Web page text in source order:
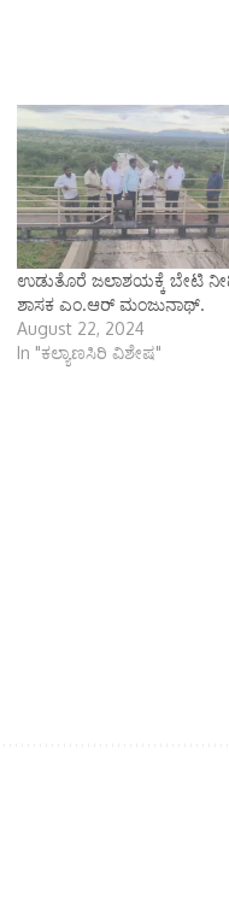
ಉಡುತೊರೆ ಜಲಾಶಯಕ್ಕೆ ಬೇಟಿ
ಶಾಸಕ ಎಂ.ಆರ್ ಮಂಜುನಾಥ್.
August 22, 2024
In "ಕಲ್ಯಾಣಸಿರಿ ವಿಶೇಷ"